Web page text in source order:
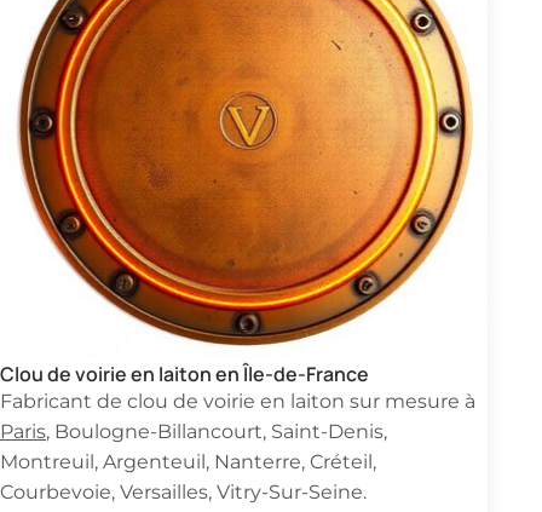
Clou de voirie en laiton en Île-de-France
Fabricant de clou de voirie en laiton sur mesure à
Paris, Boulogne-Billancourt, Saint-Denis,
Montreuil, Argenteuil, Nanterre, Créteil,
Courbevoie, Versailles, Vitry-Sur-Seine.